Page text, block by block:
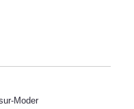
Moder